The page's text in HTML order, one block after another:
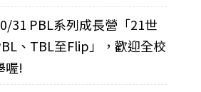
31 PBL系列成長營「21世
、TBL至Flip」，歡迎全校
喔!